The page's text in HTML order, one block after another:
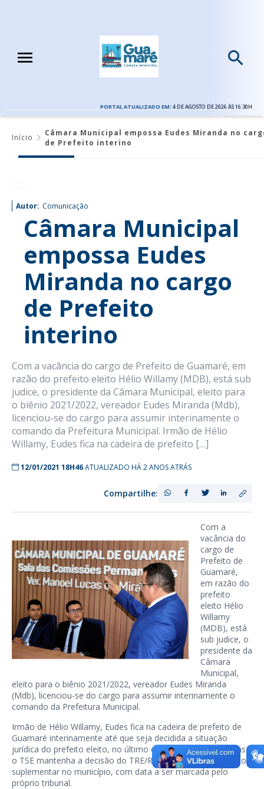
PORTAL ATUALIZADO EM: 4 DE AGOSTO DE 2026 ÀS 16:30H
Início
Câmara Municipal empossa Eudes Miranda no
de Prefeito interino
Autor: Comunicação
Câmara Municipal
empossa Eudes
Miranda no cargo
de Prefeito
interino
Com a vacância do cargo de Prefeito de Guamaré, em
razão do prefeito eleito Hélio Willamy (MDB), está sub
judice, o presidente da Câmara Municipal, eleito para
o biênio 2021/2022, vereador Eudes Miranda (Mdb),
licenciou-se do cargo para assumir interinamente o
comando da Prefeitura Municipal. Irmão de Hélio
Willamy, Eudes fica na cadeira de prefeito […]
12/01/2021 18H46ATUALIZADO HÁ 2 ANOS ATRÁS
Compartilhe:
Com a
vacância do
cargo de
Prefeito de
Guamaré,
em razão do
prefeito
eleito Hélio
Willamy
(MDB), está
sub judice, o
presidente da
Câmara
Municipal,
eleito para o biênio 2021/2022, vereador Eudes Miranda
(Mdb), licenciou-se do cargo para assumir interinamente o
comando da Prefeitura Municipal.
Irmão de Hélio Willamy, Eudes fica na cadeira de prefeito de
Guamaré interinamente até que seja decidida a situação
jurídica do prefeito eleito, no último dia 15 de novembro. Caso
o TSE mantenha a decisão do TRE/RN, será realizada eleição
suplementar no município, com data a ser marcada pelo
próprio tribunal.